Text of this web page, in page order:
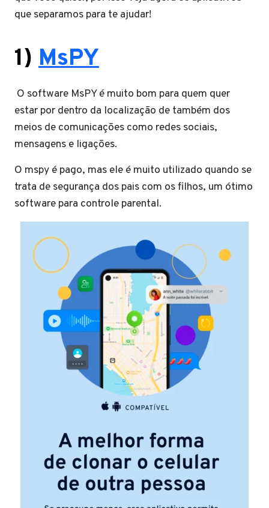
que separamos para te ajudar!
1) MsPY
O software MsPY é muito bom para quem quer
estar por dentro da localização de também dos
meios de comunicações como redes sociais,
mensagens e ligações.
O mspy é pago, mas ele é muito utilizado quando se
trata de segurança dos pais com os filhos, um ótimo
software para controle parental.